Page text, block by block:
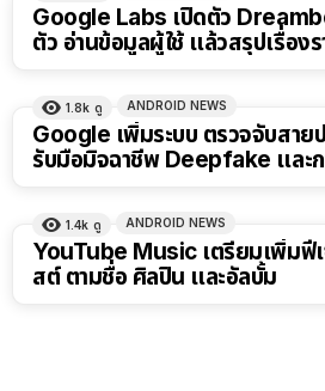
Google Labs เปิดตัว
ตัว อ่านข้อมูลผู้ใช้ แล้วสรุปเรื่องร
1.8k ดู ANDROID NEWS
Google เพิ่มระบบ ตรวจจับสา
รับมือมิจฉาชีพ Deepfake และ
1.4k ดู ANDROID NEWS
YouTube Music เตรียมเพิ่มฟี
สต์ ตามชื่อ ศิลปิน และอัลบั้ม